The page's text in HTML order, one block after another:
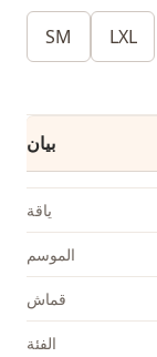
SM LXL
بيان
ياقة
الموسم
قماش
الفئة